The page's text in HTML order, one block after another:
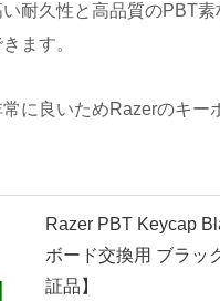
耐久性と高品質のPBT
ます。
に良いためRazerのキ
Razer PBT Keycap
ボード交換用 ブラッ
証品】